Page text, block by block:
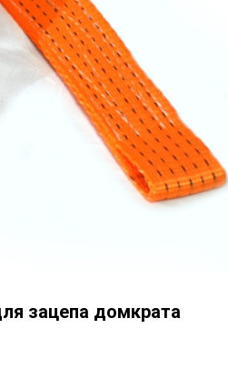
зацепа домкрата